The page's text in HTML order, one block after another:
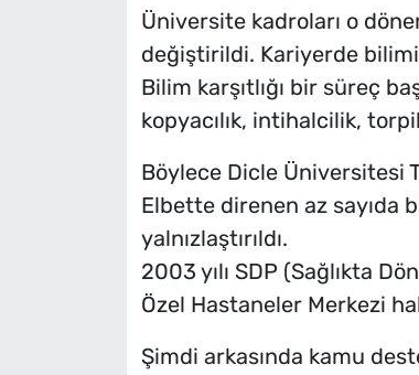
Üniversite kadroları o
değiştirildi. Kariyerde
Bilim karşıtlığı bir süreç
kopyacılık, intihalcilik,
Böylece Dicle Üniversitesi
Elbette direnen az sayıda
yalnızlaştırıldı.
2003 yılı SDP (Sağlıkta
Özel Hastaneler Merkezi
Şimdi arkasında kamu